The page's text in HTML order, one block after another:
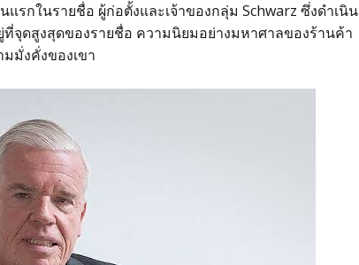
รกในรายชื่อ ผู้ก่อตั้งและเจ้าของกลุ่ม Schwarz ซึ่งดำเนิน
จุดสูงสุดของรายชื่อ ความนิยมอย่างมหาศาลของร้านค้า
มั่งคั่งของเขา